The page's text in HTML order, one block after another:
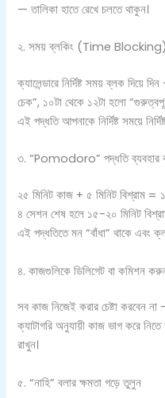
— তালিকা হাতে রেখে চলতে থাকুন।
২. সময় ব্লকিং (Time
ক্যালেন্ডারে নির্দিষ্ট সময় ব্লক দিয়ে
চেক”, ১০টা থেকে ১২টা হলো
এই পদ্ধতি আপনাকে নির্দিষ্ট সময়ে
৩. “Pomodoro” পদ্ধতি ব্যবহার
২৫ মিনিট কাজ + ৫ মিনিট বিশ্রাম =
৪ সেশন শেষ হলে ১৫-২০ মিনিট
এই পদ্ধতিতে মন “বাঁধা” থাকে এবং
৪. কাজগুলিকে ডিলিগেট বা কমিশন
সব কাজ নিজেই করার চেষ্টা করবেন
ক্যাটাগরি অনুযায়ী কাজ ভাগ করে
রাখুন।
৫. “নাহি” বলার ক্ষমতা গড়ে তুলুন